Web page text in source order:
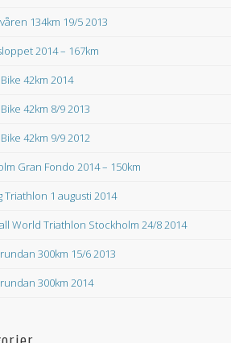
134km 19/5 2013
2014 – 167km
42km 2014
42km 8/9 2013
42km 9/9 2012
Gran Fondo 2014 – 150km
Triathlon 1 augusti 2014
World Triathlon Stockholm 24/8 2014
300km 15/6 2013
300km 2014